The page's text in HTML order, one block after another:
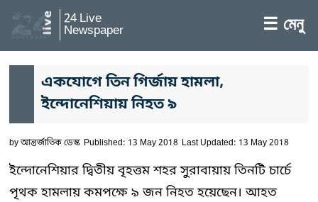
24 Live
Newspaper ☰ মেনু
একযোগে তিন গির্জায় হামলা,
ইন্দোনেশিয়ায় নিহত ৯
byআন্তর্জাতিক ডেস্ক Published: 13 May 2018 Last Updated: 13 May 2018
ইন্দোনেশিয়ার দ্বিতীয় বৃহত্তম শহর সুরাবায়ায় তিনটি চার্চে
পৃথক হামলায় কমপক্ষে ৯ জন নিহত হয়েছেন। আহত